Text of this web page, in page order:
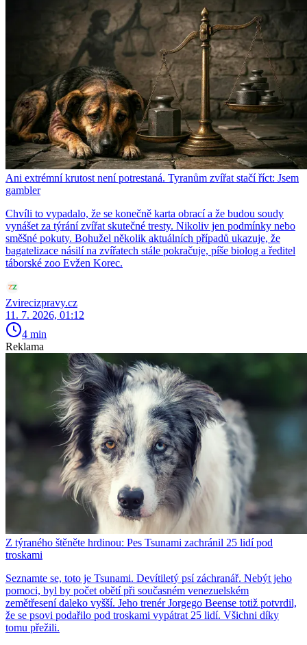
Ani extrémní krutost není potrestaná. Tyranům zvířat stačí říct: Jsem
gambler
Chvíli to vypadalo, že se konečně karta obrací a že budou soudy
vynášet za týrání zvířat skutečné tresty. Nikoliv jen podmínky nebo
směšné pokuty. Bohužel několik aktuálních případů ukazuje, že
bagatelizace násilí na zvířatech stále pokračuje, píše biolog a ředitel
táborské zoo Evžen Korec.
Zvirecizpravy.cz
11. 7. 2026, 01:12
4 min
Reklama
Z týraného štěněte hrdinou: Pes Tsunami zachránil 25 lidí pod
troskami
Seznamte se, toto je Tsunami. Devítiletý psí záchranář. Nebýt jeho
pomoci, byl by počet obětí při současném venezuelském
zemětřesení daleko vyšší. Jeho trenér Jorgego Beense totiž potvrdil,
že se psovi podařilo pod troskami vypátrat 25 lidí. Všichni díky
tomu přežili.